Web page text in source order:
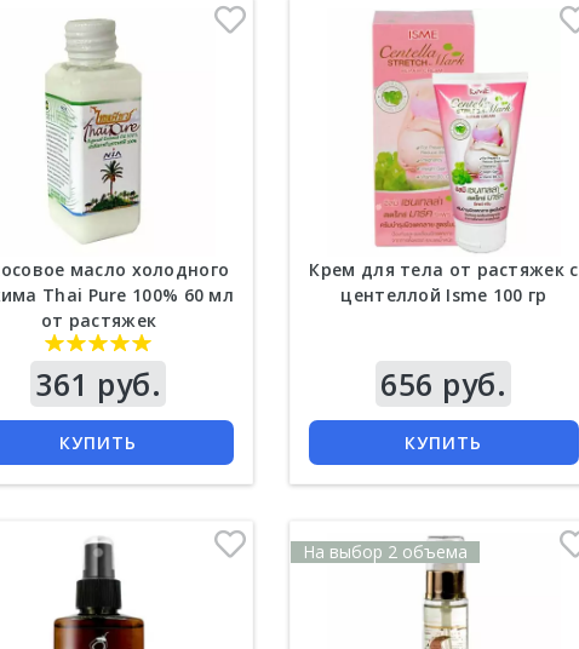
масло холодного
Thai Pure 100% 60 мл
от растяжек
361 руб.
КУПИТЬ
Крем для тела от растяжек с
центеллой Isme 100 гр
656 руб.
КУПИТЬ
На выбор 2 объема